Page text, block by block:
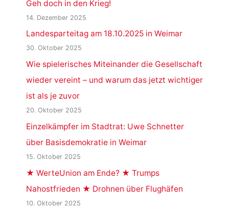
Geh doch in den Krieg!
14. Dezember 2025
Landesparteitag am 18.10.2025 in Weimar
30. Oktober 2025
Wie spielerisches Miteinander die Gesellschaft
wieder vereint – und warum das jetzt wichtiger
ist als je zuvor
20. Oktober 2025
Einzelkämpfer im Stadtrat: Uwe Schnetter
über Basisdemokratie in Weimar
15. Oktober 2025
★ WerteUnion am Ende? ★ Trumps
Nahostfrieden ★ Drohnen über Flughäfen
10. Oktober 2025